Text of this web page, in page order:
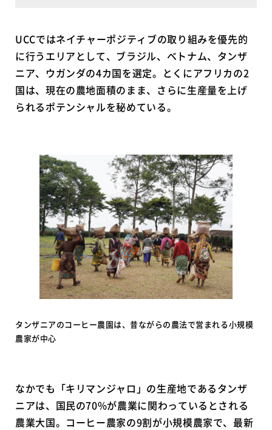
UCCではネイチャーポジティブの取り組みを優先的
に行うエリアとして、ブラジル、ベトナム、タンザ
ニア、ウガンダの4カ国を選定。とくにアフリカの2
国は、現在の農地面積のまま、さらに生産量を上げ
られるポテンシャルを秘めている。
タンザニアのコーヒー農園は、昔ながらの農法で営まれる小規模
農家が中心
なかでも「キリマンジャロ」の生産地であるタンザ
ニアは、国民の70%が農業に関わっているとされる
農業大国。コーヒー農家の9割が小規模農家で、最新